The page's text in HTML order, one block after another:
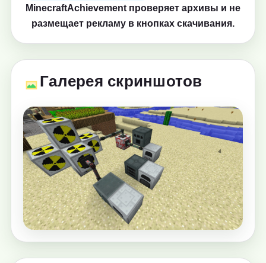
MinecraftAchievement проверяет архивы и не
размещает рекламу в кнопках скачивания.
Галерея скриншотов